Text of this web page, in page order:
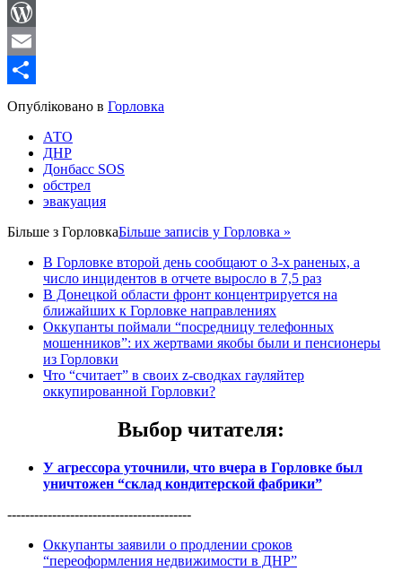
LinkedIn
WordPress
Email
Share
Опубліковано в Горловка
АТО
ДНР
Донбасс SOS
обстрел
эвакуация
Більше з ГорловкаБільше записів у Горловка »
В Горловке второй день сообщают о 3-х раненых, а
число инцидентов в отчете выросло в 7,5 раз
В Донецкой области фронт концентрируется на
ближайших к Горловке направлениях
Оккупанты поймали “посредницу телефонных
мошенников”: их жертвами якобы были и пенсионеры
из Горловки
Что “считает” в своих z-сводках гауляйтер
оккупированной Горловки?
Выбор читателя:
У агрессора уточнили, что вчера в Горловке был
уничтожен “склад кондитерской фабрики”
-----------------------------------------
Оккупанты заявили о продлении сроков
“переоформления недвижимости в ДНР”